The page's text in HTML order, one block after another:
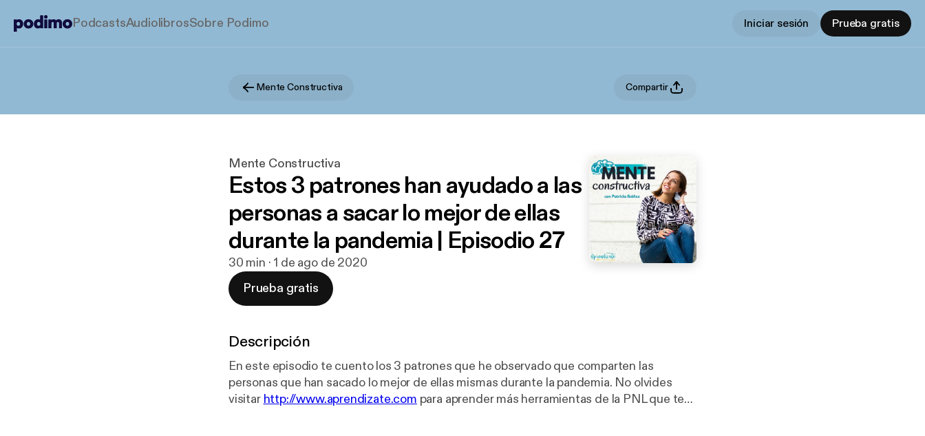
PodcastsAudiolibrosSobre Podimo Iniciar sesión Prueba gratis
Mente Constructiva Compartir
Mente Constructiva
Estos 3 patrones han ayudado a las
personas a sacar lo mejor de ellas
durante la pandemia | Episodio 27
30 min · 1 de ago de 2020
Prueba gratis
Descripción
En este episodio te cuento los 3 patrones que he observado que comparten las
personas que han sacado lo mejor de ellas mismas durante la pandemia. No olvides
visitar http://www.aprendizate.com para aprender más herramientas de la PNL que te